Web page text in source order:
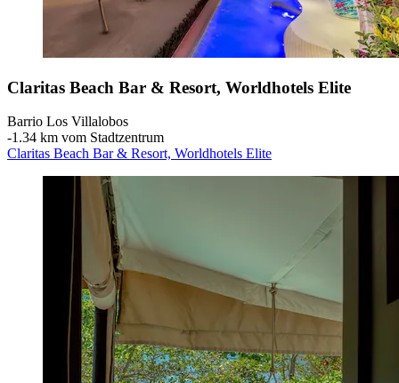
Claritas Beach Bar & Resort, Worldhotels Elite
Barrio Los Villalobos
‐1.34 km vom Stadtzentrum
Claritas Beach Bar & Resort, Worldhotels Elite